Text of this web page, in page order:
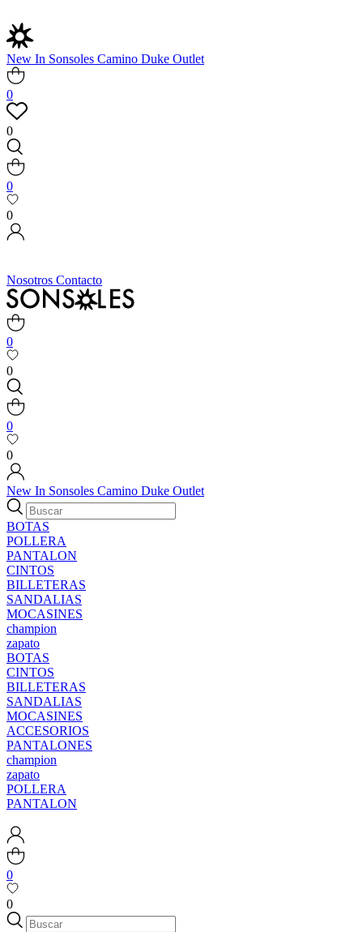
New In Sonsoles Camino Duke Outlet
0
0
0
0
Nosotros Contacto
0
0
0
0
New In Sonsoles Camino Duke Outlet
BOTAS
POLLERA
PANTALON
CINTOS
BILLETERAS
SANDALIAS
MOCASINES
champion
zapato
BOTAS
CINTOS
BILLETERAS
SANDALIAS
MOCASINES
ACCESORIOS
PANTALONES
champion
zapato
POLLERA
PANTALON
0
0